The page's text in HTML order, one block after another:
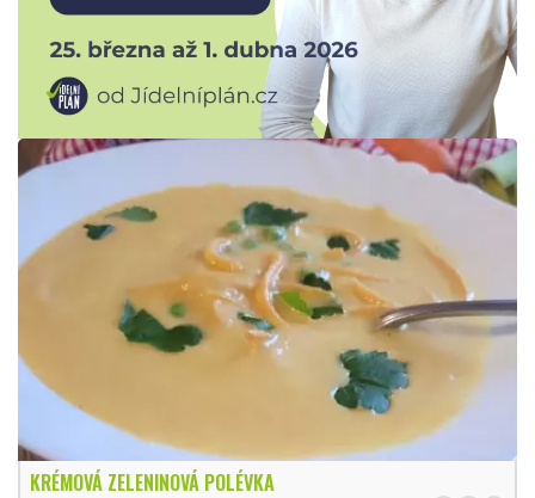
KRÉMOVÁ ZELENINOVÁ POLÉVKA